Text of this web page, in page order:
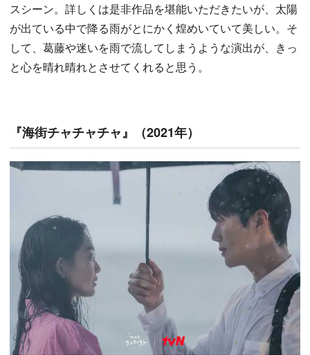
スシーン。詳しくは是非作品を堪能いただきたいが、太陽
が出ている中で降る雨がとにかく煌めいていて美しい。そ
して、葛藤や迷いを雨で流してしまうような演出が、きっ
と心を晴れ晴れとさせてくれると思う。
『海街チャチャチャ』（2021年）